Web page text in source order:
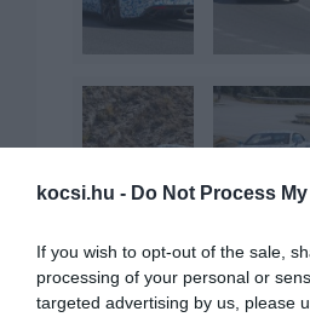
kocsi.hu - Do Not Process
If you wish to opt-out of the sale,
processing of your personal or
targeted advertising by us, please